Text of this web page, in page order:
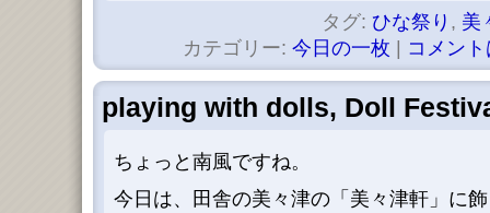
タグ: ひな祭り , 美
カテゴリー: 今日の一枚 コメン
playing with dolls, Doll
ちょっと南風ですね。
今日は、田舎の美々津の「美々津軒」に